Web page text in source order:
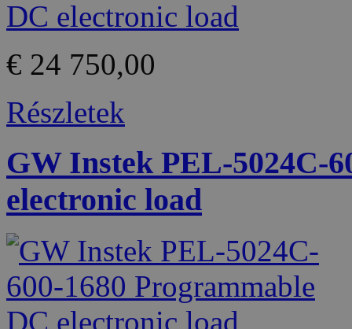
€ 24 750,00
Részletek
GW Instek PEL-5024C-
electronic load